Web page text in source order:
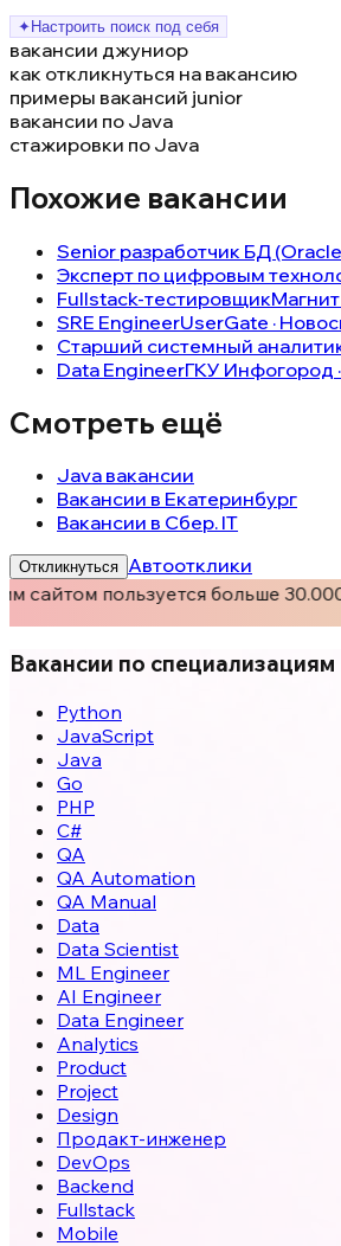
✦ Настроить поиск под себя
вакансии джуниор
как откликнуться на вакансию
примеры вакансий junior
вакансии по Java
стажировки по Java
Похожие вакансии
Senior разработчик БД
Эксперт по цифровым
Fullstack-тестировщик
SRE EngineerUserGate ·
Старший системный
Data EngineerГКУ Инфогород
Смотреть ещё
Java вакансии
Вакансии в Екатеринбург
Вакансии в Сбер. IT
Откликнуться Автоотклики
сайтом пользуется больше
Вакансии по специализациям
Python
JavaScript
Java
Go
PHP
C#
QA
QA Automation
QA Manual
Data
Data Scientist
ML Engineer
AI Engineer
Data Engineer
Analytics
Product
Project
Design
Продакт-инженер
DevOps
Backend
Fullstack
Mobile